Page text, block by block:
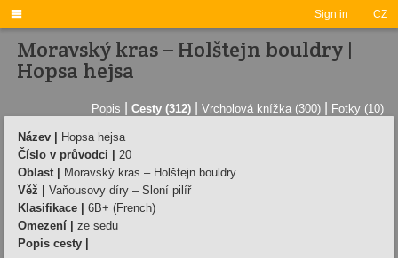
Sign in CZ

Moravský kras – Holštejn bouldry |
Hopsa hejsa
Popis Cesty (312) Vrcholová knížka (300) Fotky (10)
Název |
Hopsa hejsa
Číslo v průvodci |
20
Oblast |
Moravský kras – Holštejn bouldry
Věž |
Vaňousovy díry – Sloní pilíř
Klasifikace |
6B+ (French)
Omezení |
ze sedu
Popis cesty |